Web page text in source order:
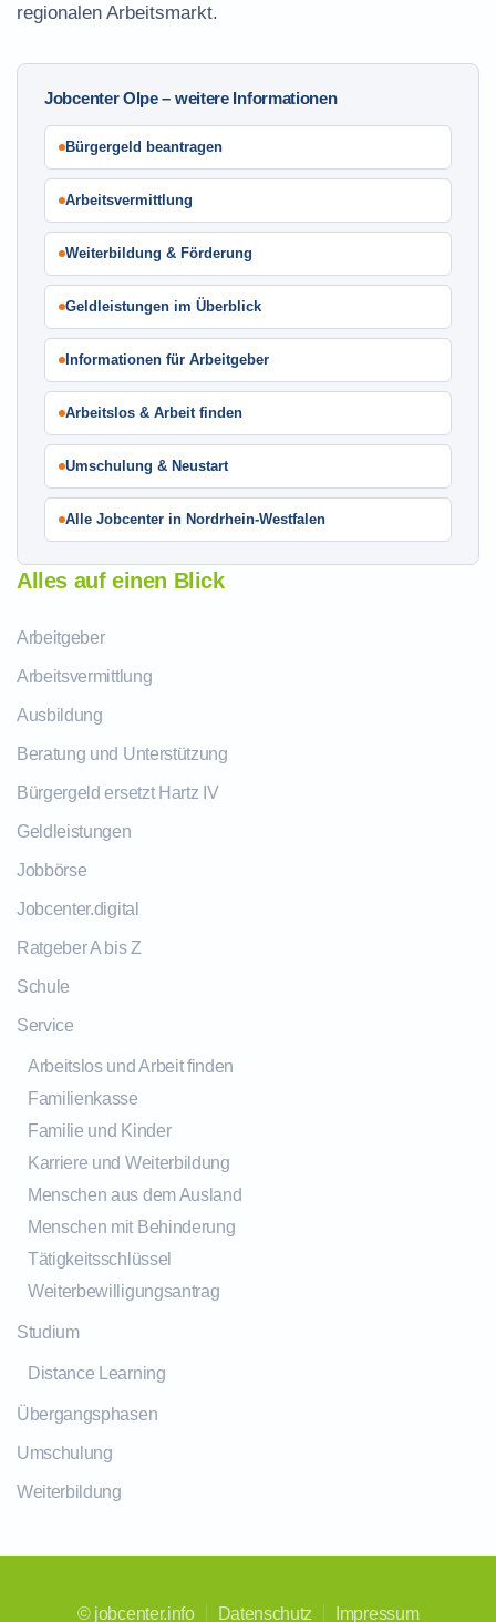
regionalen Arbeitsmarkt.
Jobcenter Olpe – weitere Informationen
Bürgergeld beantragen
Arbeitsvermittlung
Weiterbildung & Förderung
Geldleistungen im Überblick
Informationen für Arbeitgeber
Arbeitslos & Arbeit finden
Umschulung & Neustart
Alle Jobcenter in Nordrhein-Westfalen
Alles auf einen Blick
Arbeitgeber
Arbeitsvermittlung
Ausbildung
Beratung und Unterstützung
Bürgergeld ersetzt Hartz IV
Geldleistungen
Jobbörse
Jobcenter.digital
Ratgeber A bis Z
Schule
Service
Arbeitslos und Arbeit finden
Familienkasse
Familie und Kinder
Karriere und Weiterbildung
Menschen aus dem Ausland
Menschen mit Behinderung
Tätigkeitsschlüssel
Weiterbewilligungsantrag
Studium
Distance Learning
Übergangsphasen
Umschulung
Weiterbildung
© jobcenter.info Datenschutz Impressum